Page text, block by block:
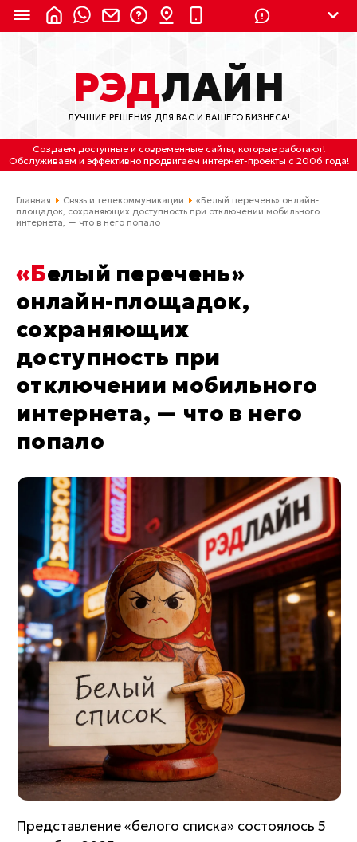
8 (800) 550-9899 (с 2:30 до 11:30 по
Мск)
Бесплатно по России
(4212) 658-653
(4212) 637-673
Пн-пт. с 9:30 до 18:30 (по Хбк)
info@lred.ru
Все контакты
РЭДЛАЙН
ЛУЧШИЕ РЕШЕНИЯ ДЛЯ ВАС И ВАШЕГО БИЗНЕСА!
Создаем доступные и современные сайты, которые работают!
Обслуживаем и эффективно продвигаем интернет-проекты с 2006 года!
Главная Связь и телекоммуникации
«Белый перечень» онлайн-
площадок, сохраняющих доступность при отключении мобильного
интернета, — что в него попало
«Белый перечень»
онлайн-площадок,
сохраняющих
доступность при
отключении мобильного
интернета, — что в него
попало
Представление «белого списка» состоялось 5